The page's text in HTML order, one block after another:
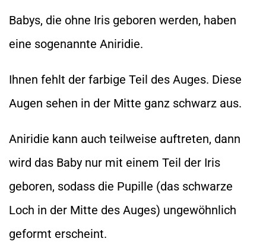
Babys, die ohne Iris geboren werden, haben
eine sogenannte Aniridie.
Ihnen fehlt der farbige Teil des Auges. Diese
Augen sehen in der Mitte ganz schwarz aus.
Aniridie kann auch teilweise auftreten, dann
wird das Baby nur mit einem Teil der Iris
geboren, sodass die Pupille (das schwarze
Loch in der Mitte des Auges) ungewöhnlich
geformt erscheint.